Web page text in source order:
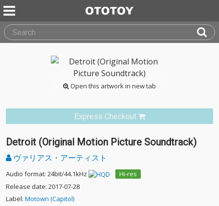
Open this artwork in new tab
Express Checkout
Detroit (Original Motion Picture Soundtrack)
ヴァリアス・アーティスト
Audio format: 24bit/44.1kHz
Hi-res
Release date: 2017-07-28
Label: Motown (Capitol)